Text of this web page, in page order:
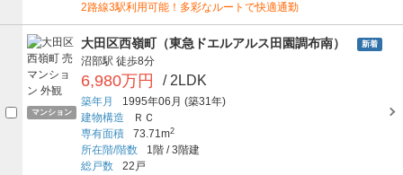
2路線3駅利用可能！多彩なルートで快適通勤
マンション
大田区西嶺町（東急ドエルアルス田園調布南） 新着
沼部駅 徒歩8分
6,980万円 / 2LDK
築年月 1995年06月 (築31年)
建物構造
ＲＣ
専有面積
73.71m2
所在階/階数 1階 /3階建
総戸数
22戸